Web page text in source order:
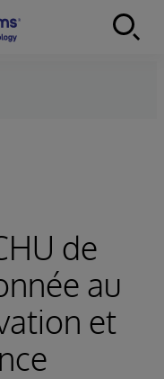
de
au
et